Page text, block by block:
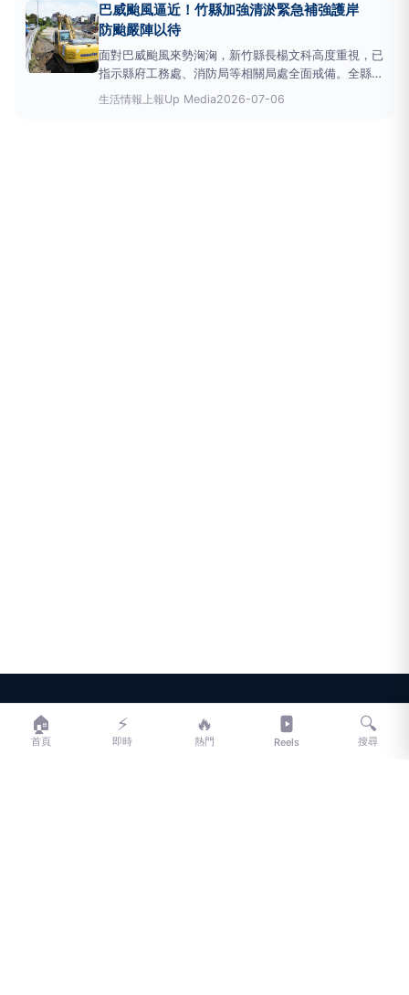
淤成果及排水狀況，了解防洪設施整備情形。黃偉哲表
示，防
巴威颱風逼近！竹縣加強清淤緊急補強護岸
防颱嚴陣以待
面對巴威颱風來勢洶洶，新竹縣長楊文科高度重視，已
指示縣府工務處、消防局等相關局處全面戒備。全縣已
著手針對「道路橋梁」、「
施」三大系統，以及「消防災害搶救兵力整備」展開超
生活情報 上報Up Media2026-07-06
LIFE
LIFE 生活網是台灣領先的生活資訊平台，提供即時新聞、生活、健康、
🏠
首頁
⚡
即時
🔥
熱門 Reels
🔍
搜尋